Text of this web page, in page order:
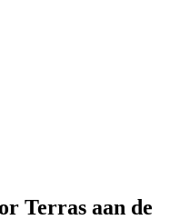
Terras aan de